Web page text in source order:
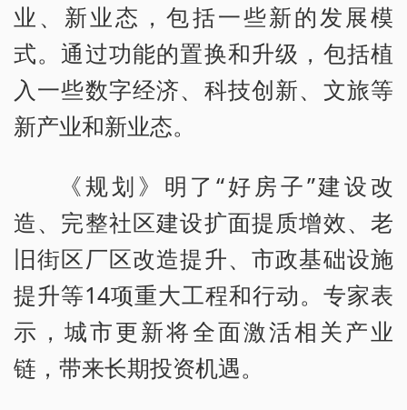
业、新业态，包括一些新的发展模
式。通过功能的置换和升级，包括植
入一些数字经济、科技创新、文旅等
新产业和新业态。
《规划》明了“好房子”建设改
造、完整社区建设扩面提质增效、老
旧街区厂区改造提升、市政基础设施
提升等14项重大工程和行动。专家表
示，城市更新将全面激活相关产业
链，带来长期投资机遇。